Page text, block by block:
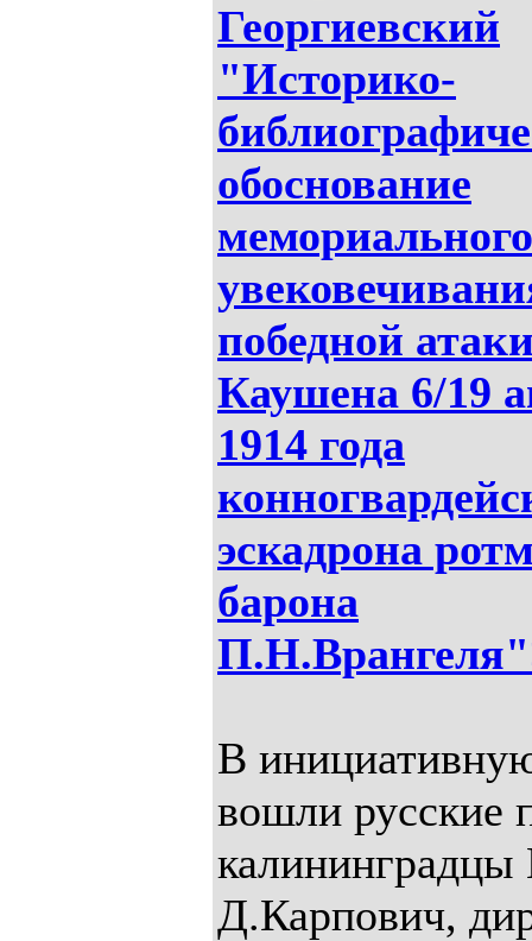
Георгиевский
"Историко-
обоснование
мемориального
победной
Каушена 6/19
1914 года
эскадрона
барона
В
вошли русские
Д.Карпович,